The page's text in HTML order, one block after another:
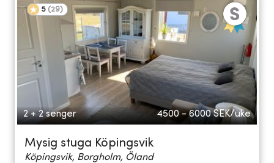
5 (29)
2 + 2 senger 4500 - 6000 SEK/uke
Mysig stuga Köpingsvik
Köpingsvik, Borgholm, Öland